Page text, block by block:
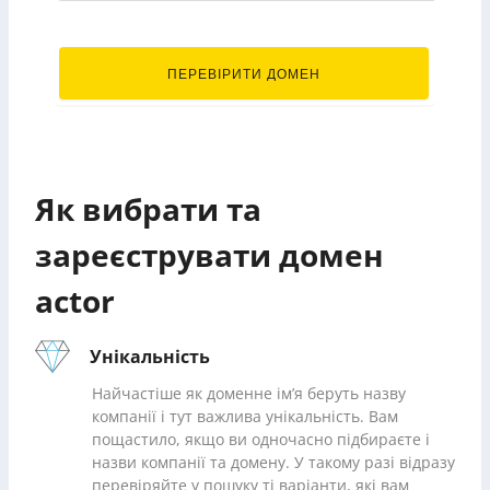
ПЕРЕВІРИТИ ДОМЕН
Як вибрати та
зареєструвати домен
actor
Унікальність
Найчастіше як доменне ім’я беруть назву
компанії і тут важлива унікальність. Вам
пощастило, якщо ви одночасно підбираєте і
назви компанії та домену. У такому разі відразу
перевіряйте у пошуку ті варіанти, які вам